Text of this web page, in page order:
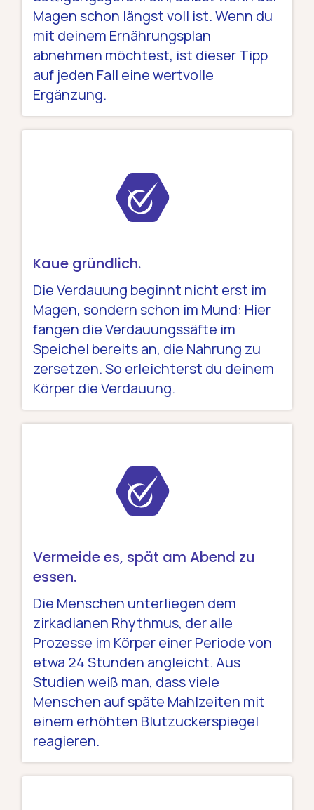
Magen schon längst voll ist. Wenn du
mit deinem Ernährungsplan
abnehmen möchtest, ist dieser Tipp
auf jeden Fall eine wertvolle
Ergänzung.
Kaue gründlich.
Die Verdauung beginnt nicht erst im
Magen, sondern schon im Mund: Hier
fangen die Verdauungssäfte im
Speichel bereits an, die Nahrung zu
zersetzen. So erleichterst du deinem
Körper die Verdauung.
Vermeide es, spät am Abend zu
essen.
Die Menschen unterliegen dem
zirkadianen Rhythmus, der alle
Prozesse im Körper einer Periode von
etwa 24 Stunden angleicht. Aus
Studien weiß man, dass viele
Menschen auf späte Mahlzeiten mit
einem erhöhten Blutzuckerspiegel
reagieren.